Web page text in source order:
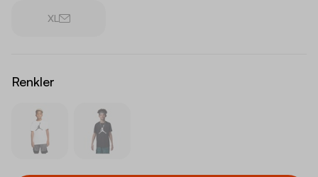
XL
Renkler